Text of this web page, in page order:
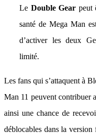
Le Double Gear peut
santé de Mega Man
d’activer les deux
limité.
Les fans qui s’attaquent à
Man 11 peuvent contribuer
ainsi une chance de
déblocables dans la